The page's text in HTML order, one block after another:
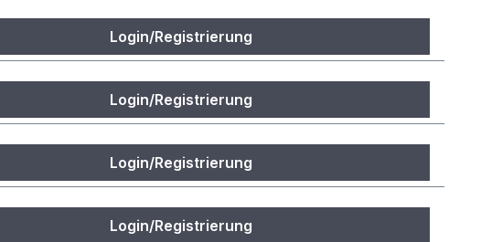
Login/Registrierung
Login/Registrierung
Login/Registrierung
Login/Registrierung